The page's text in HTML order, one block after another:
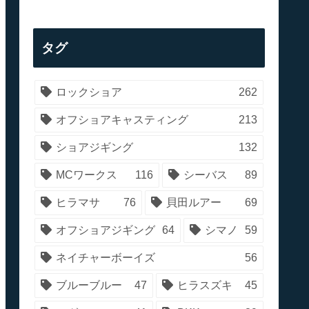
タグ
ロックショア 262
オフショアキャスティング 213
ショアジギング 132
MCワークス 116 シーバス 89
ヒラマサ 76 貝田ルアー 69
オフショアジギング 64 シマノ 59
ネイチャーボーイズ 56
ブルーブルー 47 ヒラスズキ 45